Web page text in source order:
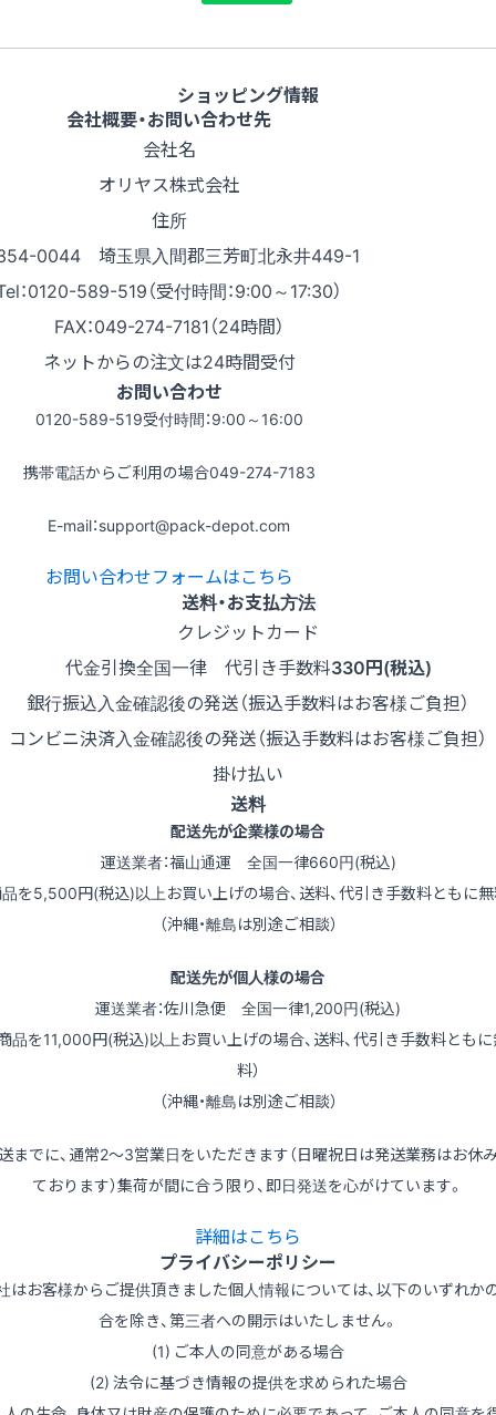
ショッピング情報
会社概要・お問い合わせ先
会社名
オリヤス株式会社
住所
0044 埼玉県入間郡三芳町北永井449-1
：0120-589-519（受付時間：9:00～17:30）
FAX：049-274-7181（24時間）
ネットからの注文は24時間受付
お問い合わせ
0120-589-519受付時間：9:00～16:00
携帯電話からご利用の場合049-274-7183
E-mail：support@pack-depot.com
お問い合わせフォームはこちら
送料・お支払方法
クレジットカード
代金引換全国一律 代引き手数料330円(税込)
銀行振込入金確認後の発送（振込手数料はお客様ご負担）
コンビニ決済入金確認後の発送（振込手数料はお客様ご負担）
掛け払い
送料
配送先が企業様の場合
運送業者：福山通運 全国一律660円(税込)
品を5,500円(税込)以上お買い上げの場合、送料、代引き手数料ともに無
（沖縄・離島は別途ご相談）
配送先が個人様の場合
運送業者：佐川急便 全国一律1,200円(税込)
品を11,000円(税込)以上お買い上げの場合、送料、代引き手数料とも
料）
（沖縄・離島は別途ご相談）
までに、通常2～3営業日をいただきます（日曜祝日は発送業務はお休
ております）集荷が間に合う限り、即日発送を心がけています。
詳細はこちら
プライバシーポリシー
はお客様からご提供頂きました個人情報については、以下のいずれか
合を除き、第三者への開示はいたしません。
(1) ご本人の同意がある場合
(2) 法令に基づき情報の提供を求められた場合